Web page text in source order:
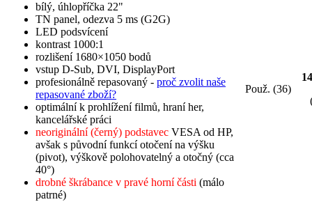
bílý, úhlopříčka 22"
TN panel, odezva 5 ms (G2G)
LED podsvícení
kontrast 1000:1
rozlišení 1680×1050 bodů
vstup D-Sub, DVI, DisplayPort
profesionálně repasovaný - proč zvolit naše
repasované zboží?
optimální k prohlížení filmů, hraní her,
kancelářské práci
neoriginální (černý) podstavec VESA od HP,
avšak s původní funkcí otočení na výšku
(pivot), výškově polohovatelný a otočný (cca
40°)
drobné škrábance v pravé horní části (málo
patrné)
Použ. (36)